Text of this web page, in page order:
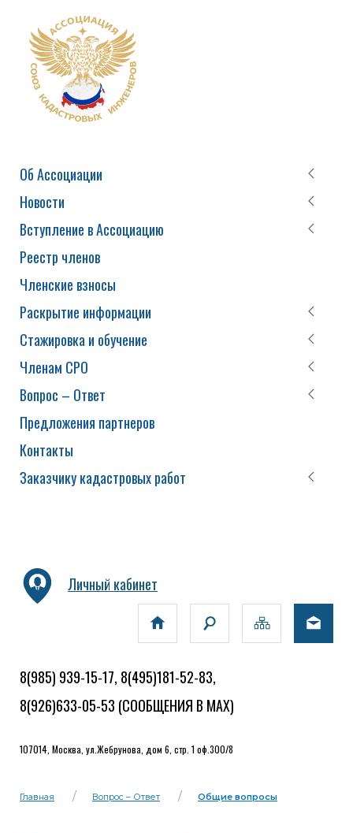
Об Ассоциации
Новости
Вступление в Ассоциацию
Реестр членов
Членские взносы
Раскрытие информации
Стажировка и обучение
Членам СРО
Вопрос – Ответ
Предложения партнеров
Контакты
Заказчику кадастровых работ
Личный кабинет
8(985) 939-15-17, 8(495)181-52-83,
8(926)633-05-53 (СООБЩЕНИЯ В MAX)
107014, Москва, ул.Жебрунова, дом 6, стр. 1 оф.300/8
Главная Вопрос – Ответ Общие вопросы